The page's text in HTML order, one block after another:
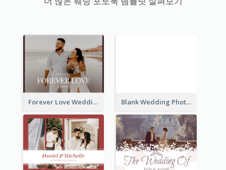
Forever Love Wedding Photo Book Blank Wedding Photo Book